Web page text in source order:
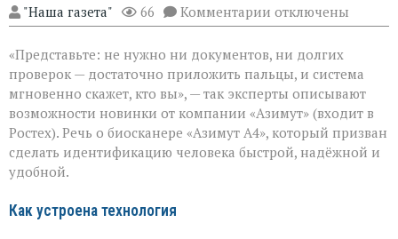
"Наша газета" 66 Комментарии к
записи
личность
подтвердят
за
секунды»:
новый
биосканер
от
«Азимута»
отключены
«Представьте: не нужно ни документов, ни долгих
проверок — достаточно приложить пальцы, и система
мгновенно скажет, кто вы», — так эксперты описывают
возможности новинки от компании «Азимут» (входит в
Ростех). Речь о биосканере «Азимут А4», который призван
сделать идентификацию человека быстрой, надёжной и
удобной.
Как устроена технология